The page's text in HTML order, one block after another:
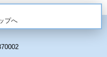
プへ